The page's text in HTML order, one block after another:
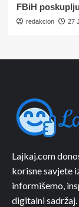
FBiH
redakcion 27
Lajkaj.com
korisne savjete
informišemo,
digitalni sadržaj.